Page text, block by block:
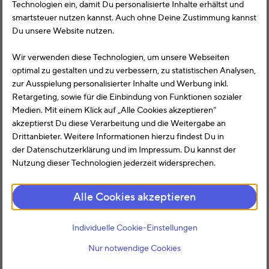
Technologien ein, damit Du personalisierte Inhalte erhältst und
smartsteuer nutzen kannst. Auch ohne Deine Zustimmung kannst
Du unsere Website nutzen.
Wir verwenden diese Technologien, um unsere Webseiten
optimal zu gestalten und zu verbessern, zu statistischen Analysen,
zur Ausspielung personalisierter Inhalte und Werbung inkl.
Retargeting, sowie für die Einbindung von Funktionen sozialer
Medien. Mit einem Klick auf „Alle Cookies akzeptieren“
akzeptierst Du diese Verarbeitung und die Weitergabe an
Drittanbieter. Weitere Informationen hierzu findest Du in
der Datenschutzerklärung und im Impressum. Du kannst der
Nutzung dieser Technologien jederzeit widersprechen.
Alle Cookies akzeptieren
Individuelle Cookie-Einstellungen
Nur notwendige Cookies
absetzen?
Leider können die Kosten der Scheidung nicht
Gesetzgeber änderte denParagraf 33 des
Einkommensteuergesetzesbereits im Sommer
2013. Demnach ist es nur noch in Extremfällen
möglich, die Scheidungskosten in der
Steuererklärung alsaußergewöhnliche Belastung
abzusetzen.
Das bedeutet, dass weder die
Anwalts- noch die Gerichtskosten absetzbar sind.
Dennoch sollten Sie bei der Scheidung der Ehe
Den sogenannten Zugewinnausgleich zum
Beispiel. Dieser regelt nämlich die Verteilung des
Vermögens der Eheleute, jeweils zu Beginn und
Ehepartner während der Ehe mehr Vermögen